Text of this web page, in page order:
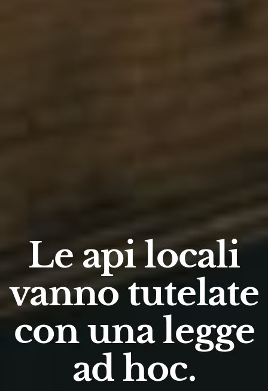
Le api locali
vanno tutelate
con una legge
ad hoc.